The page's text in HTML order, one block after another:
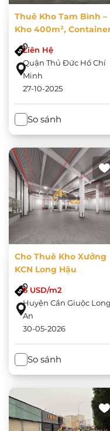
Thuê Kho Tam Bình –
Kho 400m²,
Vào Tận Nơi, Gần Quốc
Lộ 1A, PCCC Tự Động
Liên Hệ
Quận Thủ Đức Hồ Chí
Minh
27-10-2025
So sánh
Cho Thuê Kho Xưởng
KCN Long Hậu
6 USD/m2
Huyện Cần Giuộc Long
An
30-05-2026
So sánh